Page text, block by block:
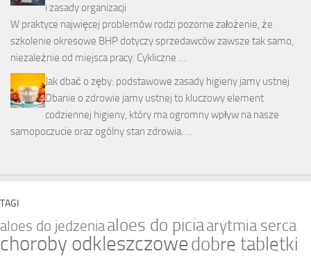
i zasady organizacji
W praktyce najwięcej problemów rodzi pozorne założenie, że
szkolenie okresowe BHP dotyczy sprzedawców zawsze tak samo,
niezależnie od miejsca pracy. Cykliczne …
Jak dbać o zęby: podstawowe zasady higieny jamy ustnej
Dbanie o zdrowie jamy ustnej to kluczowy element
codziennej higieny, który ma ogromny wpływ na nasze
samopoczucie oraz ogólny stan zdrowia. …
TAGI
aloes do jedzenia aloes do piciaarytmia serca
choroby odkleszczowedobre tabletki